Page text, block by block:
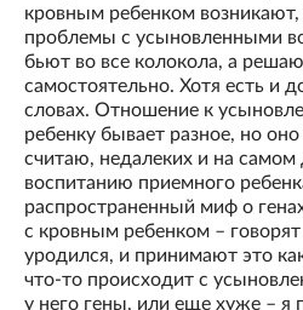
кровным ребенком возникают,
проблемы с усыновленными
бьют во все колокола, а
самостоятельно. Хотя есть и
словах. Отношение к
ребенку бывает разное, но
считаю, недалеких и на самом
воспитанию приемного
распространенный миф о
с кровным ребенком –
уродился, и принимают это
что-то происходит с
у него гены, или еще хуже – я